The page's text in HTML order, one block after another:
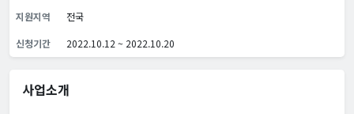
지원지역
전국
신청기간
2022.10.12 ~ 2022.10.20
사업소개